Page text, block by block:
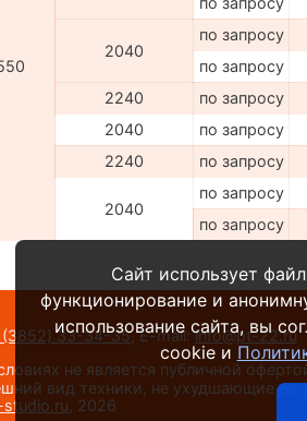
2040
по запросу
по запросу
2240
по запросу
2040
по запросу
2240
по запросу
2040
по запросу
по запросу
(3852) 33-34-35,E-mail:info@pt-22.ru
не является публичной
вид техники, не ухудшающие ее
studio.ru, 2026
Сайт использует
функционирование и
использование сайта, вы
cookie и